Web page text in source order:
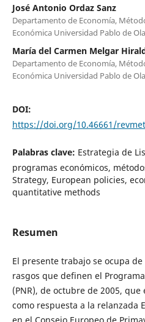
José Antonio Ordaz Sanz
Departamento de Economía,
Económica Universidad Pablo de
María del Carmen Melgar
Departamento de Economía,
Económica Universidad Pablo de
DOI:
https://doi.org/10.46661/
Palabras clave: Estrategia de
programas económicos,
Strategy, European policies,
quantitative methods
Resumen
El presente trabajo se ocupa
rasgos que definen el
(PNR), de octubre de 2005,
como respuesta a la relanzada